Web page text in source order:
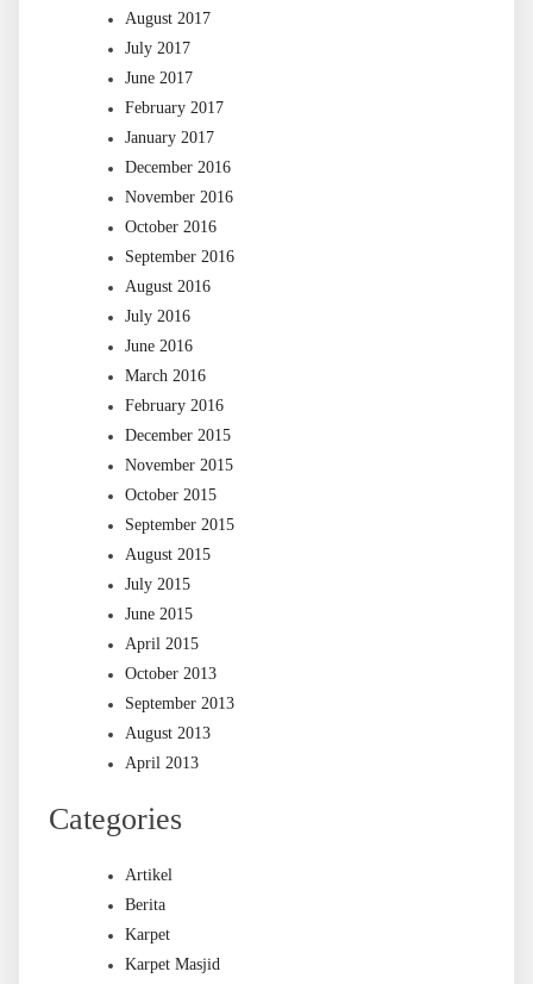
August 2017
July 2017
June 2017
February 2017
January 2017
December 2016
November 2016
October 2016
September 2016
August 2016
July 2016
June 2016
March 2016
February 2016
December 2015
November 2015
October 2015
September 2015
August 2015
July 2015
June 2015
April 2015
October 2013
September 2013
August 2013
April 2013
Categories
Artikel
Berita
Karpet
Karpet Masjid